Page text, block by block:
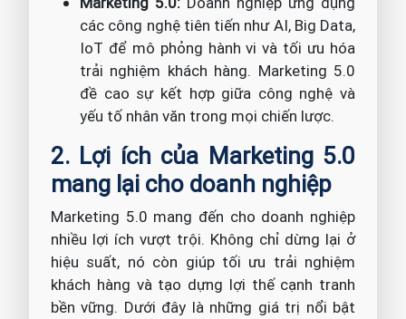
các công nghệ tiên tiến như AI, Big Data,
IoT để mô phỏng hành vi và tối ưu hóa
trải nghiệm khách hàng. Marketing 5.0
đề cao sự kết hợp giữa công nghệ và
yếu tố nhân văn trong mọi chiến lược.
2. Lợi ích của Marketing 5.0
mang lại cho doanh nghiệp
Marketing 5.0 mang đến cho doanh nghiệp
nhiều lợi ích vượt trội. Không chỉ dừng lại ở
hiệu suất, nó còn giúp tối ưu trải nghiệm
khách hàng và tạo dựng lợi thế cạnh tranh
bền vững. Dưới đây là những giá trị nổi bật